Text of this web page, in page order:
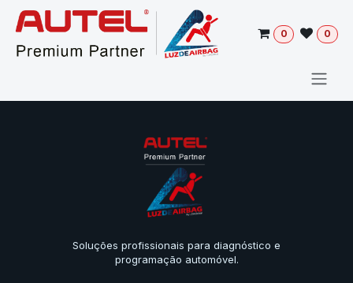
Pular para o conteúdo
0 0
Soluções profissionais para diagnóstico e
programação automóvel.